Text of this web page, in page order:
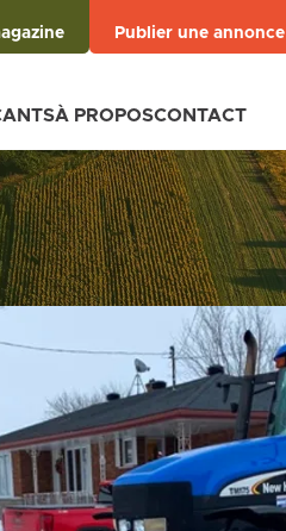
Publier une annonce
À PROPOSCONTACT